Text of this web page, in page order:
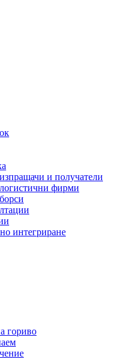
и получатели
фирми
интегриране
гориво